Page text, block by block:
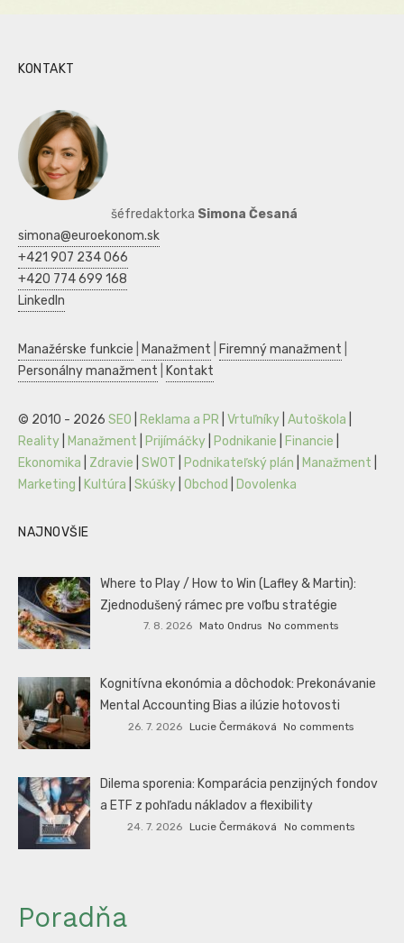
KONTAKT
šéfredaktorka Simona Česaná
simona@euroekonom.sk
+421 907 234 066
+420 774 699 168
LinkedIn
Manažérske funkcie Manažment Firemný manažment
Personálny manažment
Kontakt
© 2010 - 2026 SEO Reklama a PR Vrtuľníky Autoškola
Reality
Manažment Prijímáčky Podnikanie Financie
Ekonomika
Zdravie SWOT Podnikateľský plán Manažment
Marketing
Kultúra Skúšky Obchod Dovolenka
NAJNOVŠIE
Where to Play / How to Win (Lafley & Martin):
Zjednodušený rámec pre voľbu stratégie
7. 8. 2026 Mato Ondrus No comments
Kognitívna ekonómia a dôchodok: Prekonávanie
Mental Accounting Bias a ilúzie hotovosti
26. 7. 2026 Lucie Čermáková No comments
Dilema sporenia: Komparácia penzijných fondov
a ETF z pohľadu nákladov a flexibility
24. 7. 2026 Lucie Čermáková No comments
Poradňa